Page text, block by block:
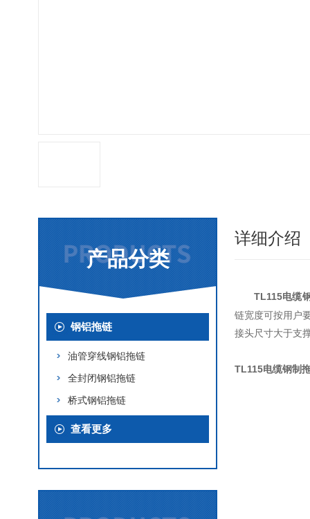
产品分类
钢铝拖链
油管穿线钢铝拖链
全封闭钢铝拖链
桥式钢铝拖链
查看更多
详细介绍
TL115电缆
链宽度可按用户
接头尺寸大于支
TL115电缆钢制